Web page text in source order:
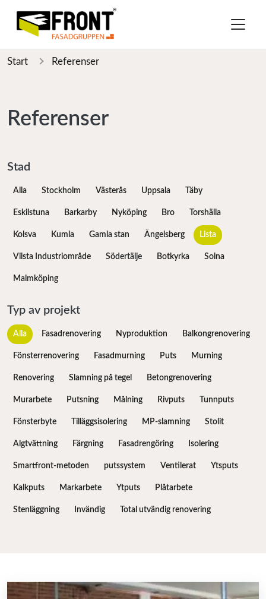
Start Referenser
Referenser
Stad
Alla Stockholm Västerås Uppsala Täby
Eskilstuna Barkarby Nyköping Bro Torshälla
Kolsva Kumla Gamla stan Ängelsberg Lista
Vilsta Industriområde Södertälje Botkyrka Solna
Malmköping
Typ av projekt
Alla Fasadrenovering Nyproduktion Balkongrenovering
Fönsterrenovering Fasadmurning Puts Murning
Renovering Slamning på tegel Betongrenovering
Murarbete Putsning Målning Rivputs Tunnputs
Fönsterbyte Tilläggsisolering MP-slamning Stolit
Algtvättning Färgning Fasadrengöring Isolering
Smartfront-metoden putssystem Ventilerat Ytsputs
Kalkputs Markarbete Ytputs Plåtarbete
Stenläggning Invändig Total utvändig renovering